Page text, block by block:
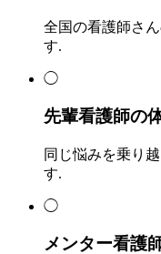
全国の看護師さ
す.
◯
先輩看護師の
同じ悩みを乗り
す.
◯
メンター看護